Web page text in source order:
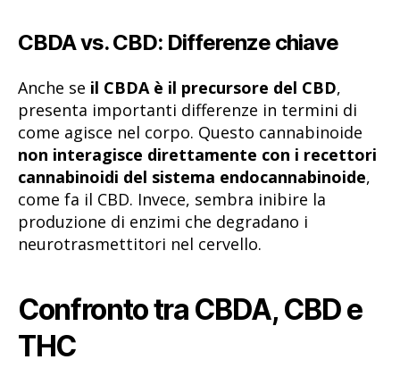
CBDA vs. CBD: Differenze chiave
Anche se il CBDA è il precursore del CBD,
presenta importanti differenze in termini di
come agisce nel corpo. Questo cannabinoide
non interagisce direttamente con i recettori
cannabinoidi del sistema endocannabinoide,
come fa il CBD. Invece, sembra inibire la
produzione di enzimi che degradano i
neurotrasmettitori nel cervello.
Confronto tra CBDA, CBD e
THC